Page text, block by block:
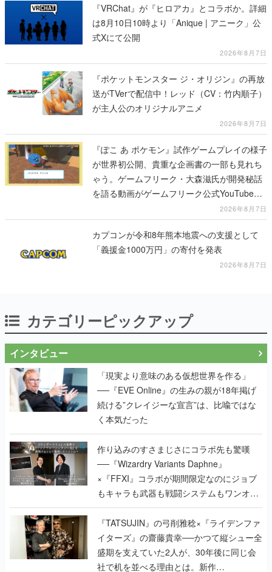
『VRChat』が『ヒロアカ』とコラボか。詳細
は8月10日10時より「Anique | アニーク」公
式Xにて公開
2026年8月7日
『ポケットモンスター ジ・オリジン』の再放
送がTVerで配信中！レッド（CV：竹内順子）
が主人公のオリジナルアニメ
2026年8月7日
『ぽこ あ ポケモン』試作ゲームプレイの様子
が世界初公開、貴重な企画書の一部も見れち
ゃう。ゲームフリーク・大森滋氏が開発秘話
を語る動画がゲームフリーク公式YouTubeで
2026年8月7日
カプコンが令和8年熊本地震への支援として
「義援金1000万円」の寄付を発表
2026年8月7日
カテゴリーピックアップ
インタビュー
「現実より意味のある仮想世界を作る」
──『EVE Online』の生みの親が18年掲げ
続ける”クレイジーな宣言”は、比喩ではな
く本気だった
作り込みのすさまじさにコラボ先も驚嘆
──『Wizardry Variants Daphne』
×『FFXI』コラボが期間限定なのにジョブ
もキャラも武器も戦闘システムもワンオフ
で作り込まれた理由を両ディレクターに聞
く
『TATSUJIN』の弓削雅稔×『ライデンファ
イターズ』の齋藤貴幸──かつて縦シュー全
盛期を支えていた2人が、30年後に同じ会
社で机を並べる理由とは。新作